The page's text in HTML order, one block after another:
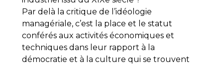
Par delà la critique de l’idéologie
managériale, c’est la place et le statut
conférés aux activités économiques et
techniques dans leur rapport à la
démocratie et à la culture qui se trouvent